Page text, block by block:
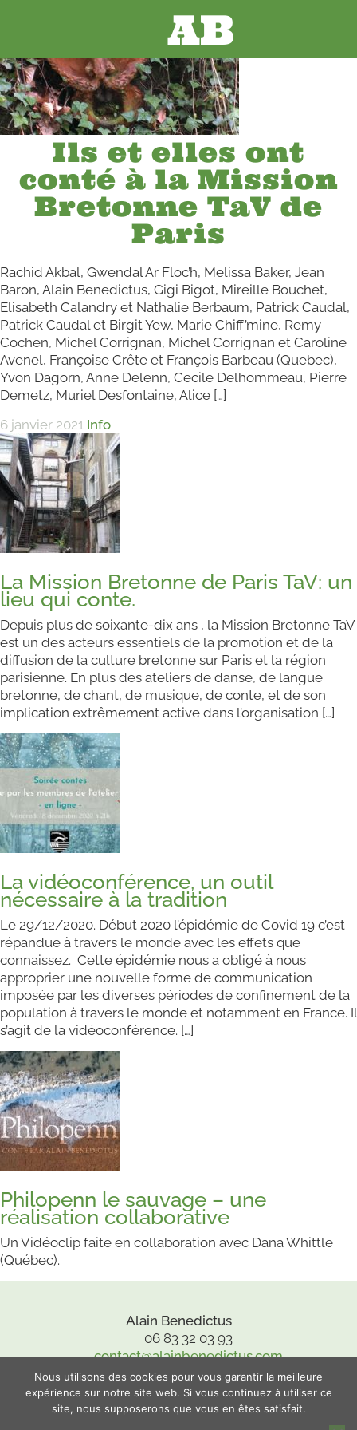
AB
Ils et elles ont
conté à la Mission
Bretonne TaV de
Paris
Rachid Akbal, Gwendal Ar Floc’h, Melissa Baker, Jean
Baron, Alain Benedictus, Gigi Bigot, Mireille Bouchet,
Elisabeth Calandry et Nathalie Berbaum, Patrick Caudal,
Patrick Caudal et Birgit Yew, Marie Chiff’mine, Remy
Cochen, Michel Corrignan, Michel Corrignan et Caroline
Avenel, Françoise Crête et François Barbeau (Quebec),
Yvon Dagorn, Anne Delenn, Cecile Delhommeau, Pierre
Demetz, Muriel Desfontaine, Alice […]
6 janvier 2021 Info
La Mission Bretonne de Paris TaV: un
lieu qui conte.
Depuis plus de soixante-dix ans , la Mission Bretonne TaV
est un des acteurs essentiels de la promotion et de la
diffusion de la culture bretonne sur Paris et la région
parisienne. En plus des ateliers de danse, de langue
bretonne, de chant, de musique, de conte, et de son
implication extrêmement active dans l’organisation […]
La vidéoconférence, un outil
nécessaire à la tradition
Le 29/12/2020. Début 2020 l’épidémie de Covid 19 c’est
répandue à travers le monde avec les effets que
connaissez. Cette épidémie nous a obligé à nous
approprier une nouvelle forme de communication
imposée par les diverses périodes de confinement de la
population à travers le monde et notamment en France. Il
s’agit de la vidéoconférence. […]
Philopenn le sauvage – une
réalisation collaborative
Un Vidéoclip faite en collaboration avec Dana Whittle
(Québec).
Alain Benedictus
06 83 32 03 93
contact@alainbenedictus.com
sur Facebook
©2026 Alain Benedictus
Nous utilisons des cookies pour vous garantir la meilleure
expérience sur notre site web. Si vous continuez à utiliser ce
site, nous supposerons que vous en êtes satisfait.